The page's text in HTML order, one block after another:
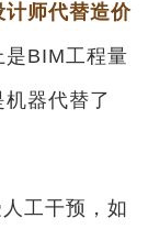
计师代替造价
是BIM工程量
器代替了
工干预，如